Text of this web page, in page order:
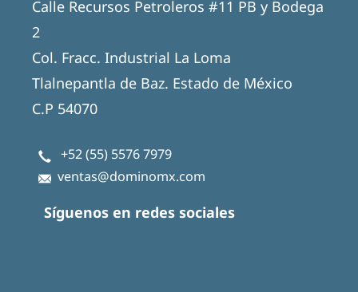
Calle Recursos Petroleros #11 PB y Bodega
2
Col. Fracc. Industrial La Loma
Tlalnepantla de Baz. Estado de México
C.P 54070
+52 (55) 5576 7979
ventas@dominomx.com
Síguenos en redes sociales